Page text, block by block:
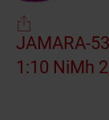
JAMARA-
1:10 NiMh